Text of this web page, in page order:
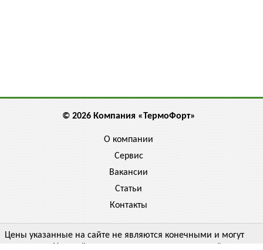
© 2026 Компания «ТермоФорт»
О компании
Сервис
Вакансии
Статьи
Контакты
Цены указанные на сайте не являются конечными и могут